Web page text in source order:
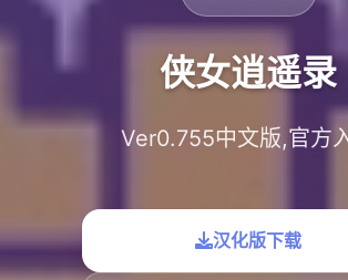
侠女逍遥录
Ver0.755中文版,官方
汉化版下载